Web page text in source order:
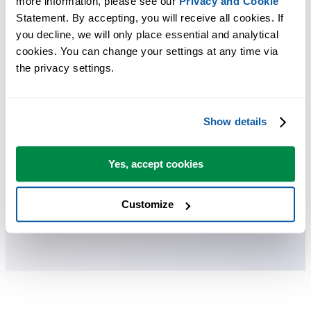
Statement. By accepting, you will receive all cookies. If
you decline, we will only place essential and analytical
cookies. You can change your settings at any time via
the privacy settings.
Show details
Yes, accept cookies
Customize
ASAP Utilities helpt je tijd besparen en dingen doen die Excel alleen
niet kan.
Gebruikt door teams in meer dan 28.500 organisaties.